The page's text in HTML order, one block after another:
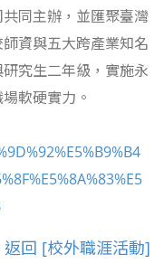
同主辦，並匯聚臺灣
資與五大跨產業知名
究生二年級，實施永
軟硬實力。
返回 [校外職涯活動]